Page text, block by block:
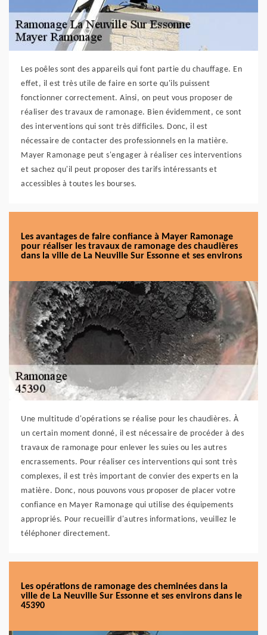
Les poêles sont des appareils qui font partie du chauffage. En
effet, il est très utile de faire en sorte qu'ils puissent
fonctionner correctement. Ainsi, on peut vous proposer de
réaliser des travaux de ramonage. Bien évidemment, ce sont
des interventions qui sont très difficiles. Donc, il est
nécessaire de contacter des professionnels en la matière.
Mayer Ramonage peut s'engager à réaliser ces interventions
et sachez qu'il peut proposer des tarifs intéressants et
accessibles à toutes les bourses.
Les avantages de faire confiance à Mayer Ramonage
pour réaliser les travaux de ramonage des chaudières
dans la ville de La Neuville Sur Essonne et ses environs
Une multitude d'opérations se réalise pour les chaudières. À
un certain moment donné, il est nécessaire de procéder à des
travaux de ramonage pour enlever les suies ou les autres
encrassements. Pour réaliser ces interventions qui sont très
complexes, il est très important de convier des experts en la
matière. Donc, nous pouvons vous proposer de placer votre
confiance en Mayer Ramonage qui utilise des équipements
appropriés. Pour recueillir d'autres informations, veuillez le
téléphoner directement.
Les opérations de ramonage des cheminées dans la
ville de La Neuville Sur Essonne et ses environs dans le
45390